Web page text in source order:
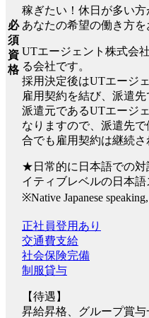
必
須
資
格
稼ぎたい！休日が多い
あなたの希望の働き方
UTエージェント株式会
る会社です。
採用決定後はUTエージ
雇用契約を結び、派遣先
派遣元であるUTエージ
なりますので、派遣先
合でも雇用契約は継続さ
★日常的に日本語での対
イティブレベルの日本語
※Native Japanese
正社員登用あり
交通費支給
社会保険完備
制服貸与
【待遇】
昇給昇格、グループ賞